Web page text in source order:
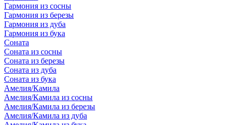
Гармония из сосны
Гармония из березы
Гармония из дуба
Гармония из бука
Соната
Соната из сосны
Соната из березы
Соната из дуба
Соната из бука
Амелия/Камила
Амелия/Камила из сосны
Амелия/Камила из березы
Амелия/Камила из дуба